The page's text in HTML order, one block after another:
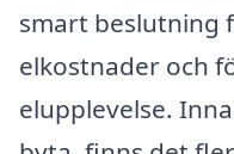
smart beslutning
elkostnader och
elupplevelse.